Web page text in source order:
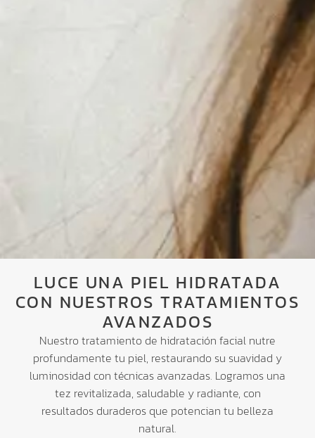
LUCE UNA PIEL HIDRATADA
CON NUESTROS TRATAMIENTOS
AVANZADOS
Nuestro tratamiento de hidratación facial nutre
profundamente tu piel, restaurando su suavidad y
luminosidad con técnicas avanzadas. Logramos una
tez revitalizada, saludable y radiante, con
resultados duraderos que potencian tu belleza
natural.